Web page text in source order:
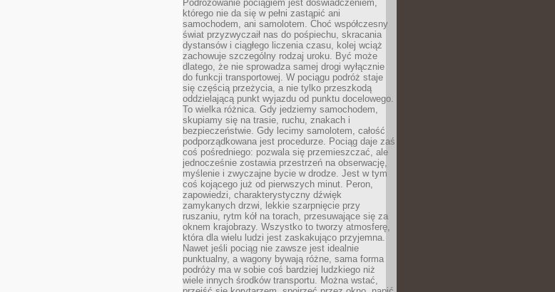
Podróżowanie pociągiem jest doświadczeniem,
którego nie da się w pełni zastąpić ani
samochodem, ani samolotem. Choć współczesny
świat przyzwyczaił nas do pośpiechu, skracania
dystansów i ciągłego liczenia czasu, kolej wciąż
zachowuje szczególny rodzaj uroku. Być może
dlatego, że nie sprowadza samej drogi wyłącznie
do funkcji transportowej. W pociągu podróż staje
się częścią przeżycia, a nie tylko przeszkodą
oddzielającą punkt wyjazdu od punktu docelowego.
To wielka różnica. Gdy jedziemy samochodem,
skupiamy się na trasie, ruchu, znakach i
bezpieczeństwie. Gdy lecimy samolotem, całość
podporządkowana jest procedurze. Pociąg daje zaś
coś pośredniego: pozwala się przemieszczać, ale
jednocześnie zostawia przestrzeń na obserwację,
myślenie i zwyczajne bycie w drodze. Jest w tym
coś kojącego już od pierwszych minut. Peron,
zapowiedzi, charakterystyczny dźwięk
zamykanych drzwi, lekkie szarpnięcie przy
ruszaniu, rytm kół na torach, przesuwające się za
oknem krajobrazy. Wszystko to tworzy atmosferę,
która dla wielu ludzi jest zaskakująco przyjemna.
Nawet jeśli pociąg nie zawsze jest idealnie
punktualny, a wagony bywają różne, sama forma
podróży ma w sobie coś bardziej ludzkiego niż
wiele innych środków transportu. Można wstać,